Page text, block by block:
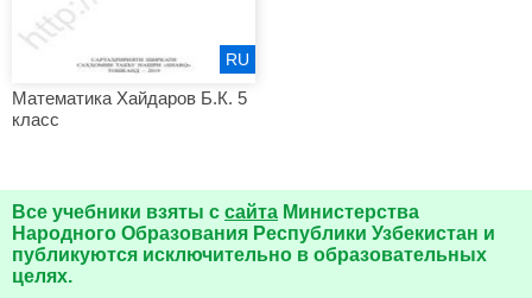
Математика Хайдаров Б.К. 5
класс
RU
Все учебники взяты с сайта Министерства
Народного Образования Республики Узбекистан и
публикуются исключительно в образовательных
целях.